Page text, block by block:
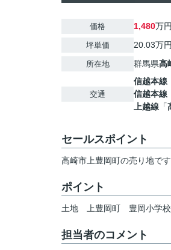
価格 1,480万円
坪単価 20.03万
所在地 群馬県高
交通
信越本線
信越本線
上越線 「
セールスポイント
高崎市上豊岡町の売り地で
ポイント
土地 上豊岡町 豊岡小学校
担当者のコメント